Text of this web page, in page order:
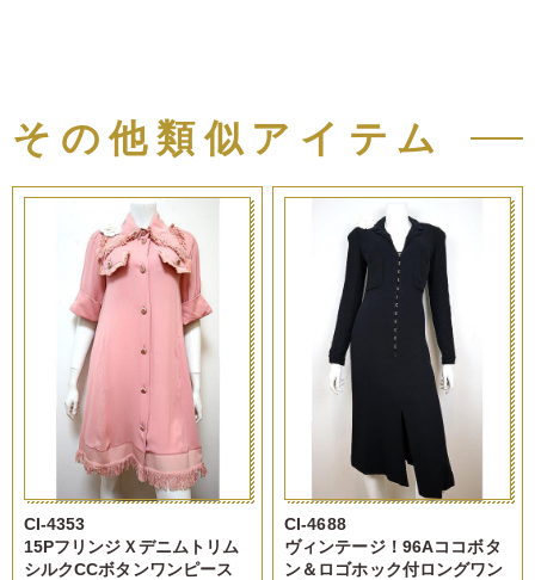
その他類似アイテム
CI-4353
15PフリンジＸデニムトリム
シルクCCボタンワンピース
CI-4688
ヴィンテージ！96Aココボタ
ン＆ロゴホック付ロングワン